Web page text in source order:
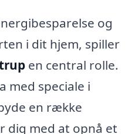
og
i dit hjem, spiller
en central rolle.
med speciale i
en række
dig med at opnå et